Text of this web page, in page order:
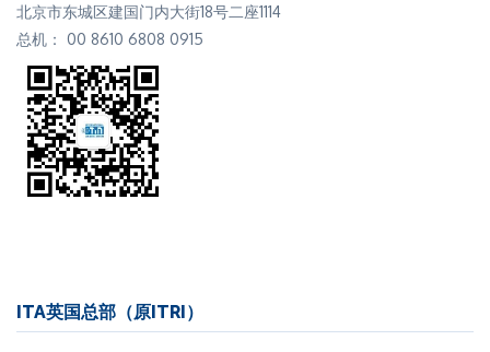
北京市东城区建国门内大街18号二座1114
总机： 00 8610 6808 0915
ITA英国总部（原ITRI）